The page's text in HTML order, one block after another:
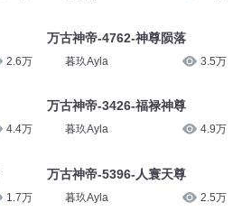
2.6万
4.4万
1.7万
万古神帝-4762-神尊陨落
暮玖Ayla 3.5万
万古神帝-3426-福禄神尊
暮玖Ayla 4.9万
万古神帝-5396-人寰天尊
暮玖Ayla 2.5万